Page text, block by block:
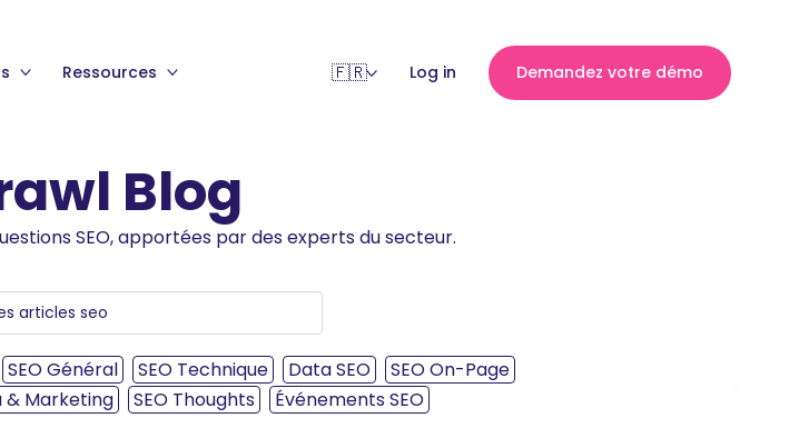
Ressources Log in Demandez votre démo
Blog
SEO, apportées par des experts du secteur.
SEO Général SEO Technique Data SEO
SEO On-Page
& Marketing SEO Thoughts Événements SEO